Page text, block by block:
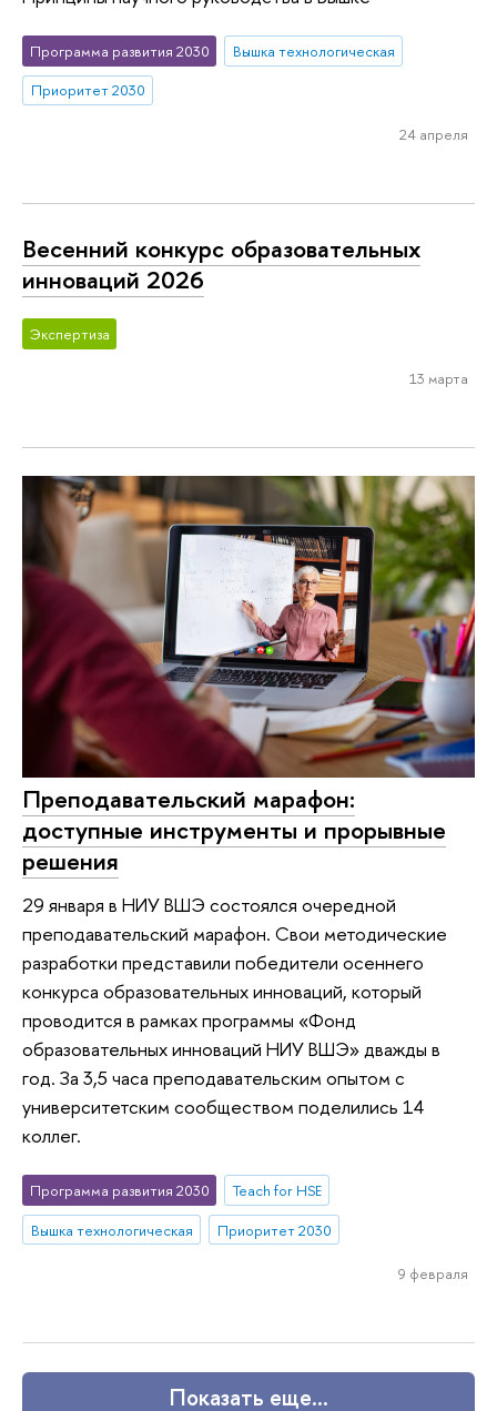
Программа развития 2030
Вышка технологическая
Приоритет 2030
24 апреля
Весенний конкурс образовательных
инноваций 2026
Экспертиза
13 марта
Преподавательский марафон:
доступные инструменты и прорывные
решения
29 января в НИУ ВШЭ состоялся очередной
преподавательский марафон. Свои методические
разработки представили победители осеннего
конкурса образовательных инноваций, который
проводится в рамках программы «Фонд
образовательных инноваций НИУ ВШЭ» дважды в
год. За 3,5 часа преподавательским опытом с
университетским сообществом поделились 14
коллег.
Программа развития 2030
Teach for HSE
Вышка технологическая
Приоритет 2030
9 февраля
Показать еще…